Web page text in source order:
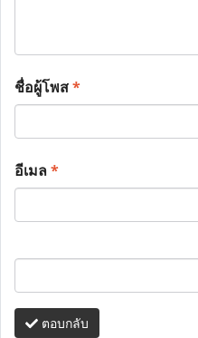
ชื่อผู้โพส*
อีเมล*
ตอบกลับ